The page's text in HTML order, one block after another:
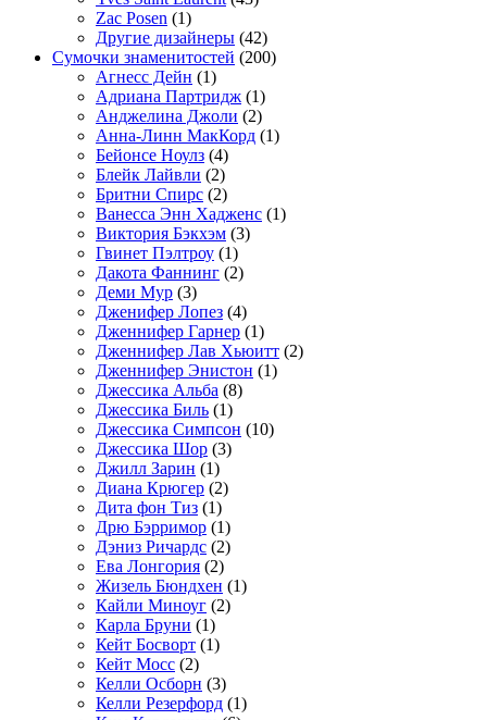
Zac Posen (1)
Другие дизайнеры (42)
Сумочки знаменитостей (200)
Агнесс Дейн (1)
Адриана Партридж (1)
Анджелина Джоли (2)
Анна-Линн МакКорд (1)
Бейонсе Ноулз (4)
Блейк Лайвли (2)
Бритни Спирс (2)
Ванесса Энн Хадженс (1)
Виктория Бэкхэм (3)
Гвинет Пэлтроу (1)
Дакота Фаннинг (2)
Деми Мур (3)
Дженифер Лопез (4)
Дженнифер Гарнер (1)
Дженнифер Лав Хьюитт (2)
Дженнифер Энистон (1)
Джессика Альба (8)
Джессика Биль (1)
Джессика Симпсон (10)
Джессика Шор (3)
Джилл Зарин (1)
Диана Крюгер (2)
Дита фон Тиз (1)
Дрю Бэрримор (1)
Дэниз Ричардс (2)
Ева Лонгория (2)
Жизель Бюндхен (1)
Кайли Миноуг (2)
Карла Бруни (1)
Кейт Босворт (1)
Кейт Мосс (2)
Келли Осборн (3)
Келли Резерфорд (1)